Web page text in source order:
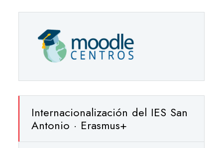
Internacionalización del IES San
Antonio · Erasmus+